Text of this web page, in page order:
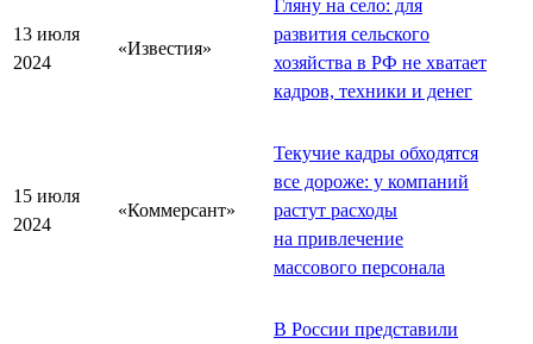
13 июля
2024
«Известия»
Гляну на село: для
развития сельского
хозяйства в РФ не хватает
кадров, техники и денег
15 июля
2024
«Коммерсант»
Текучие кадры обходятся
все дороже: у компаний
растут расходы
на привлечение
массового персонала
В России представили